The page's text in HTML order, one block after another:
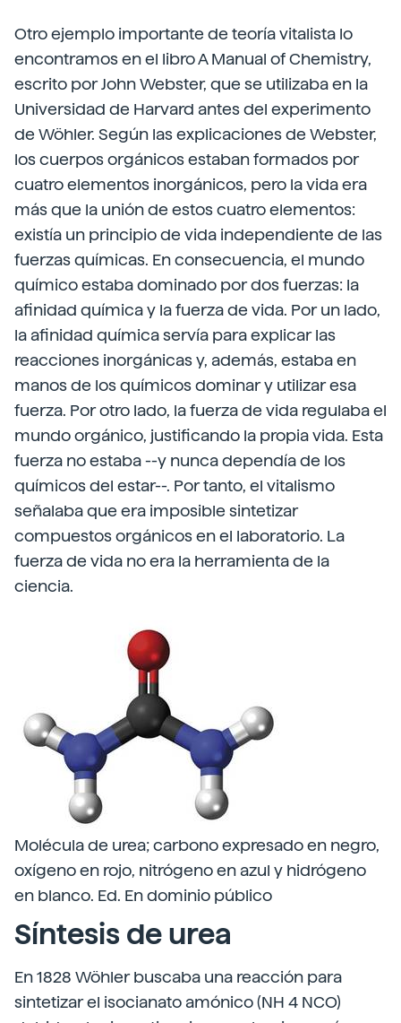
Otro ejemplo importante de teoría vitalista lo
encontramos en el libro A Manual of Chemistry,
escrito por John Webster, que se utilizaba en la
Universidad de Harvard antes del experimento
de Wöhler. Según las explicaciones de Webster,
los cuerpos orgánicos estaban formados por
cuatro elementos inorgánicos, pero la vida era
más que la unión de estos cuatro elementos:
existía un principio de vida independiente de las
fuerzas químicas. En consecuencia, el mundo
químico estaba dominado por dos fuerzas: la
afinidad química y la fuerza de vida. Por un lado,
la afinidad química servía para explicar las
reacciones inorgánicas y, además, estaba en
manos de los químicos dominar y utilizar esa
fuerza. Por otro lado, la fuerza de vida regulaba el
mundo orgánico, justificando la propia vida. Esta
fuerza no estaba --y nunca dependía de los
químicos del estar--. Por tanto, el vitalismo
señalaba que era imposible sintetizar
compuestos orgánicos en el laboratorio. La
fuerza de vida no era la herramienta de la
ciencia.
Molécula de urea; carbono expresado en negro,
oxígeno en rojo, nitrógeno en azul y hidrógeno
en blanco. Ed. En dominio público
Síntesis de urea
En 1828 Wöhler buscaba una reacción para
sintetizar el isocianato amónico (NH 4 NCO)